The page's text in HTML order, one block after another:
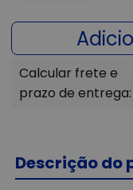
Descrição do